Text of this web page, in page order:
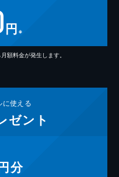
円 ※
額料金が発生します。
に使える
ゼント
分